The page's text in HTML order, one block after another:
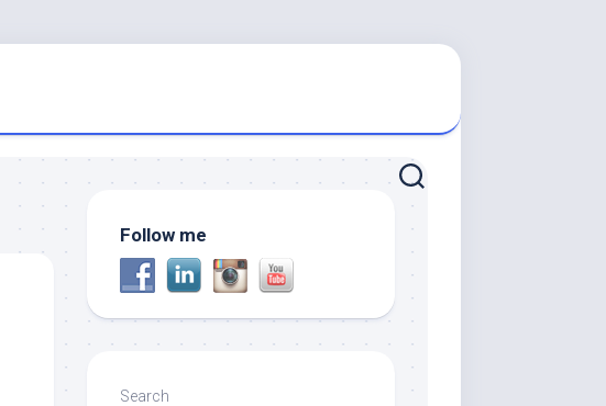
Follow me
Search